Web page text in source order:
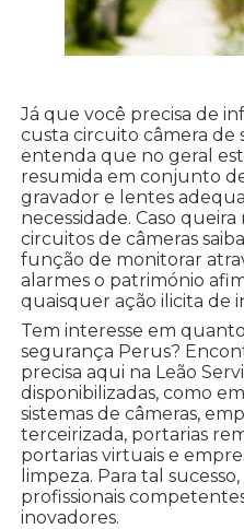
Já que você precisa de
custa circuito câmera de
entenda que no geral
resumida em conjunto
gravador e lentes
necessidade. Caso
circuitos de câmeras
função de monitorar
alarmes o património
quaisquer ação ilicita de
Tem interesse em
segurança Perus?
precisa aqui na Leão
disponibilizadas, como
sistemas de câmeras,
terceirizada, portarias
portarias virtuais e
limpeza. Para tal
profissionais
inovadores.